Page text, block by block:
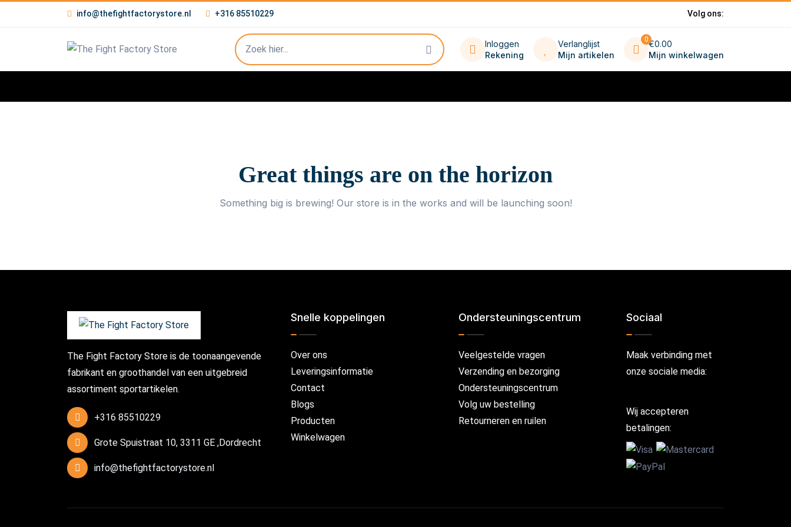
info@thefightfactorystore.nl +316 85510229 Volg ons:
Inloggen
Rekening
Verlanglijst
Mijn artikelen
0€0.00
Mijn winkelwagen
Great things are on the horizon
Something big is brewing! Our store is in the works and will be launching soon!
The Fight Factory Store is de toonaangevende
fabrikant en groothandel van een uitgebreid
assortiment sportartikelen.
+316 85510229
Grote Spuistraat 10, 3311 GE ,Dordrecht
info@thefightfactorystore.nl
Snelle koppelingen
Over ons
Leveringsinformatie
Contact
Blogs
Producten
Winkelwagen
Ondersteuningscentrum
Veelgestelde vragen
Verzending en bezorging
Ondersteuningscentrum
Volg uw bestelling
Retourneren en ruilen
Sociaal
Maak verbinding met
onze sociale media:
Wij accepteren
betalingen: